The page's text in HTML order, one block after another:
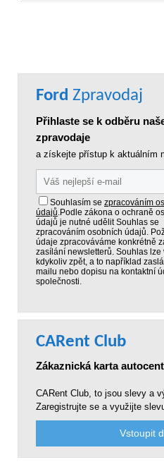
Ford Zpravodaj
Přihlaste se k odběru
zpravodaje
a získejte přístup k aktuálním
Souhlasím se zpracováním
údajů.Podle zákona o ochraně
údajů je nutné udělit Souhlas se
zpracováním osobních údajů.
údaje zpracováváme konkrétně
zasílání newsletterů. Souhlas lze
kdykoliv zpět, a to například
mailu nebo dopisu na kontaktní
společnosti.
CARent Club
Zákaznická karta
CARent Club, to jsou slevy a
Zaregistrujte se a využijte
Vstoupit